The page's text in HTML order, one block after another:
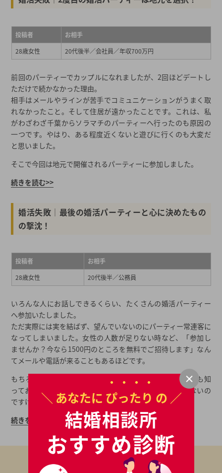
投稿者
お相手
28歳女性
20代後半／会社員／年収700万円
前回のパーティーでカップルになれましたが、2回ほどデートし
ただけで続かなかった理由。
相手はメールやラインが苦手でコミュニケーションがうまく取
れなかったこと。そして住居が遠かったことです。これは、私
がわざわざ千葉からソラマチのパーティーへ行ったのも原因の
一つです。やはり、ある程度近くないと遊びに行くのも大変だ
と思いました。
そこで今回は地元で開催されるパーティーに参加しました。
続きを読む>>
婚活失敗│最後の婚活パーティーと心に決めたもの
の撃沈！
投稿者
お相手
28歳女性
20代後半／公務員
いろんな人にお話しできるくらい、たくさんの婚活パーティー
へ参加いたしました。
ただ実際には実を結ばず、望んでいないのにパーティー常連客に
なってしまいました。女性の人数が足りない時など、「参加し
ませんか？今なら1500円のところを無料でご招待します」なん
てメールや電話が来ることもあるほどです。
もちろん、婚活パーティーで出会い実際にご結婚された方も知
っております。だから一概に出会えないというわけではないの
ですけどね。
続きを読む>>
＼ あなたに ぴったり の ／
結婚相談所
おすすめ診断